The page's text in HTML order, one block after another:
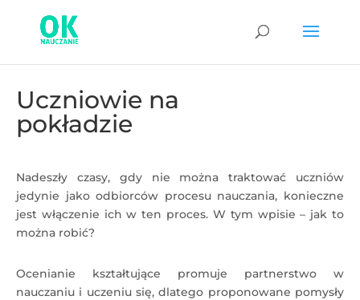
Uczniowie na
pokładzie
Nadeszły czasy, gdy nie można traktować uczniów
jedynie jako odbiorców procesu nauczania, konieczne
jest włączenie ich w ten proces. W tym wpisie – jak to
można robić?
Ocenianie kształtujące promuje partnerstwo w
nauczaniu i uczeniu się, dlatego proponowane pomysły